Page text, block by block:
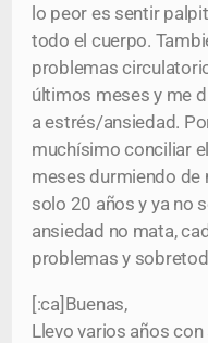
lo peor es sentir
todo el cuerpo.
problemas
últimos meses y me
a estrés/ansiedad.
muchísimo conciliar
meses durmiendo de
solo 20 años y ya no
ansiedad no mata,
problemas y
[:ca]Buenas,
Llevo varios años con